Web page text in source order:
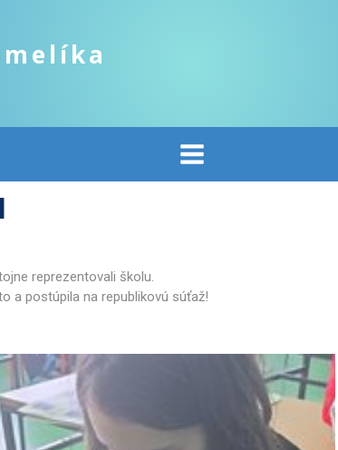
reprezentovali školu.
a postúpila na republikovú súťaž!